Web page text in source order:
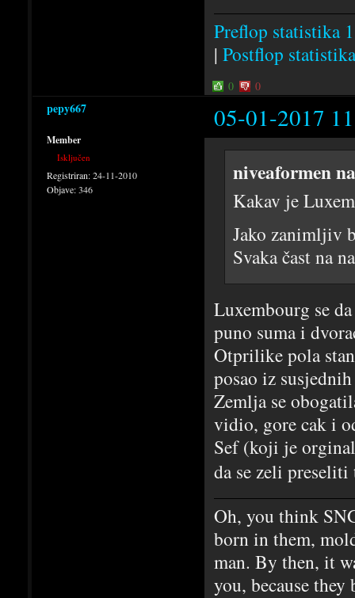
Preflop statistika
| Postflop
0 0
pepy667 05-01-2017
Member
Isključen
Registriran:24-11-2010
Objave:346
niveaformen
Kakav je
Jako zanimljiv
Svaka čast na
Luxembourg se
puno suma i
Otprilike pola
posao iz
Zemlja se
vidio, gore cak i
Sef (koji je
da se zeli
Oh, you think
born in them,
man. By then, it
you, because